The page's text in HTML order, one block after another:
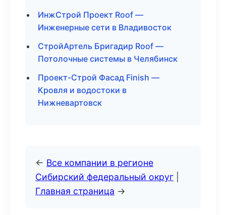
ИнжСтрой Проект Roof —
Инженерные сети в Владивосток
СтройАртель Бригадир Roof —
Потолочные системы в Челябинск
Проект-Строй Фасад Finish —
Кровля и водостоки в
Нижневартовск
← Все компании в регионе
Сибирский федеральный округ
Главная страница →